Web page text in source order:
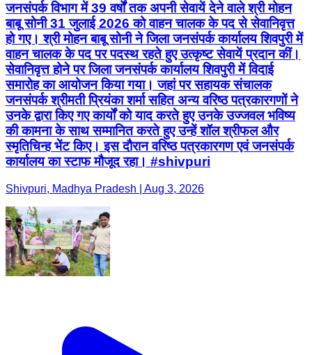
जनसंपर्क विभाग में 39 वर्षों तक अपनी सेवायें देने वाले श्री मोहन
बाबू सोनी 31 जुलाई 2026 को वाहन चालक के पद से सेवानिवृत्त
हो गए। श्री मोहन बाबू सोनी ने जिला जनसंपर्क कार्यालय शिवपुरी में
वाहन चालक के पद पर पदस्थ रहते हुए उत्कृष्ट सेवायें प्रदान कीं।
सेवानिवृत्त होने पर जिला जनसंपर्क कार्यालय शिवपुरी में विदाई
समारोह का आयोजन किया गया। जहां पर सहायक संचालक
जनसंपर्क श्रीमती प्रियंका शर्मा सहित अन्य वरिष्ठ पत्रकारगणों ने
उनके द्वारा किए गए कार्यों को याद करते हुए उनके उज्जवल भविष्य
की कामना के साथ सम्मानित करते हुए उन्हें शॉल श्रीफल और
स्मृतिचिन्ह भेंट किए। इस दौरान वरिष्ठ पत्रकारगण एवं जनसंपर्क
कार्यालय का स्टाफ मौजूद रहा। #shivpuri
Shivpuri, Madhya Pradesh | Aug 3, 2026